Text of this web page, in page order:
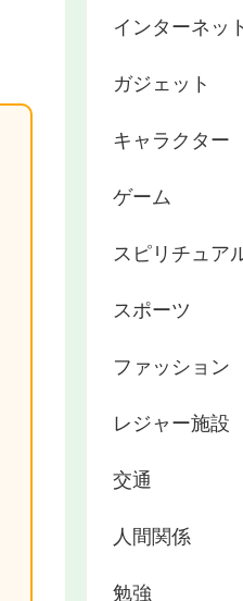
インターネッ
ガジェット
キャラクター
ゲーム
スピリチュア
スポーツ
ファッション
レジャー施設
交通
人間関係
勉強